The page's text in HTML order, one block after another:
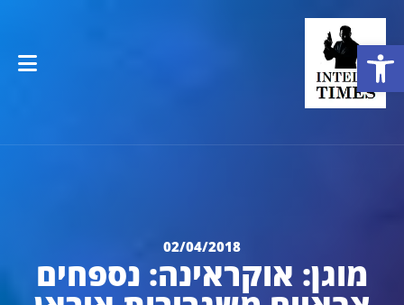
02/04/2018
מוגן: אוקראינה: נספחים
פתח סרגל נגישות